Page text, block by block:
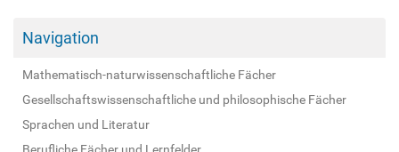
Navigation
Mathematisch-naturwissenschaftliche Fächer
Gesellschaftswissenschaftliche und philosophische Fächer
Sprachen und Literatur